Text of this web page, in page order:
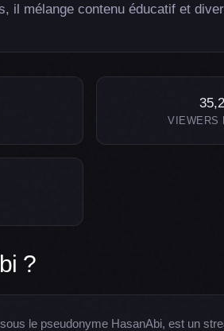
il mélange contenu éducatif et
VIEWERS
?
le pseudonyme HasanAbi, est un